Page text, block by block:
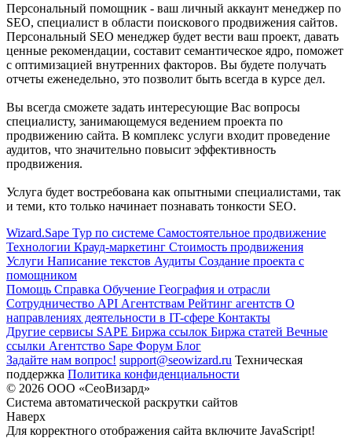
Персональный помощник - ваш личный аккаунт менеджер по
SEO, специалист в области поискового продвижения сайтов.
Персональный SEO менеджер будет вести ваш проект, давать
ценные рекомендации, составит семантическое ядро, поможет
с оптимизацией внутренних факторов. Вы будете получать
отчеты еженедельно, это позволит быть всегда в курсе дел.
Вы всегда сможете задать интересующие Вас вопросы
специалисту, занимающемуся ведением проекта по
продвижению сайта. В комплекс услуги входит проведение
аудитов, что значительно повысит эффективность
продвижения.
Услуга будет востребована как опытными специалистами, так
и теми, кто только начинает познавать тонкости SEO.
Wizard.Sape Тур по системе Самостоятельное продвижение
Технологии Крауд-маркетинг Стоимость продвижения
Услуги Написание текстов Аудиты Создание проекта с
помощником
Помощь Справка Обучение География и отрасли
Сотрудничество API Агентствам Рейтинг агентств О
направлениях деятельности в IT-сфере Контакты
Другие сервисы SAPE Биржа ссылок Биржа статей Вечные
ссылки Агентство Sape Форум Блог
Задайте нам вопрос! support@seowizard.ru Техническая
поддержка Политика конфиденциальности
© 2026 ООО «СеоВизард»
Система автоматической раскрутки сайтов
Наверх
Для корректного отображения сайта включите JavaScript!